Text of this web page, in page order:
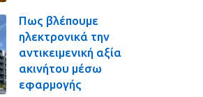
Πως βλέπουμε
ηλεκτρονικά την
αντικειμενική αξία
ακινήτου μέσω
εφαρμογής